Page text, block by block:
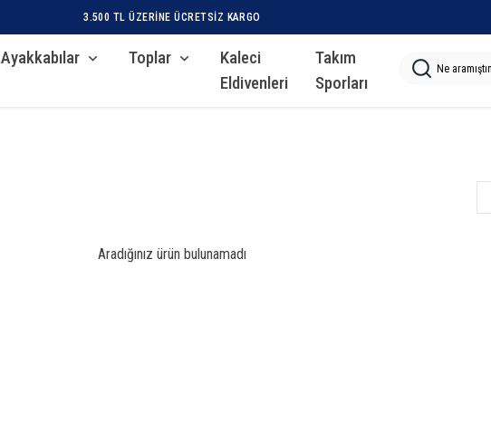
3.500 TL ÜZERINE ÜCRETSIZ KARGO
Ayakkabılar Toplar
Kaleci
Eldivenleri
Takım
Sporları
Aradığınız ürün bulunamadı